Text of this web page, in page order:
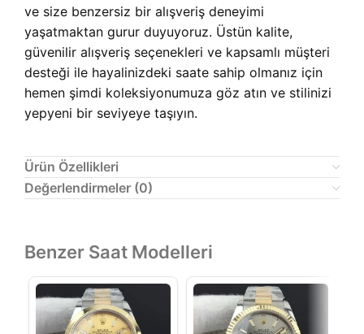
ve size benzersiz bir alışveriş deneyimi
yaşatmaktan gurur duyuyoruz. Üstün kalite,
güvenilir alışveriş seçenekleri ve kapsamlı müşteri
desteği ile hayalinizdeki saate sahip olmanız için
hemen şimdi koleksiyonumuza göz atın ve stilinizi
yepyeni bir seviyeye taşıyın.
Ürün Özellikleri
Değerlendirmeler (0)
Benzer Saat Modelleri